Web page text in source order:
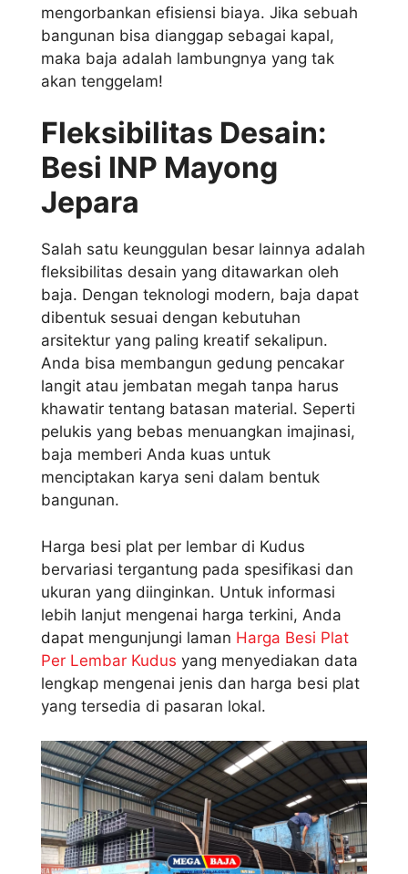
mengorbankan efisiensi biaya. Jika sebuah
bangunan bisa dianggap sebagai kapal,
maka baja adalah lambungnya yang tak
akan tenggelam!
Fleksibilitas Desain:
Besi INP Mayong
Jepara
Salah satu keunggulan besar lainnya adalah
fleksibilitas desain yang ditawarkan oleh
baja. Dengan teknologi modern, baja dapat
dibentuk sesuai dengan kebutuhan
arsitektur yang paling kreatif sekalipun.
Anda bisa membangun gedung pencakar
langit atau jembatan megah tanpa harus
khawatir tentang batasan material. Seperti
pelukis yang bebas menuangkan imajinasi,
baja memberi Anda kuas untuk
menciptakan karya seni dalam bentuk
bangunan.
Harga besi plat per lembar di Kudus
bervariasi tergantung pada spesifikasi dan
ukuran yang diinginkan. Untuk informasi
lebih lanjut mengenai harga terkini, Anda
dapat mengunjungi laman Harga Besi Plat
Per Lembar Kudus yang menyediakan data
lengkap mengenai jenis dan harga besi plat
yang tersedia di pasaran lokal.